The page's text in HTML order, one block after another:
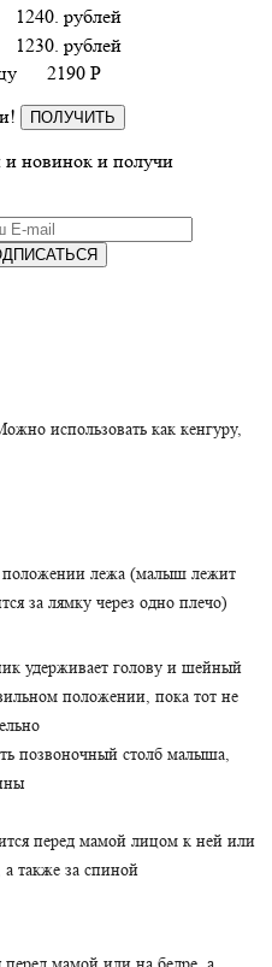
1240. рублей
1230. рублей
2190 P
ПОЛУЧИТЬ
новинок и получи
использовать как кенгуру,
положении лежа (малыш лежит
за лямку через одно плечо)
удерживает голову и шейный
положении, пока тот не
позвоночный столб малыша,
перед мамой лицом к ней или
а также за спиной